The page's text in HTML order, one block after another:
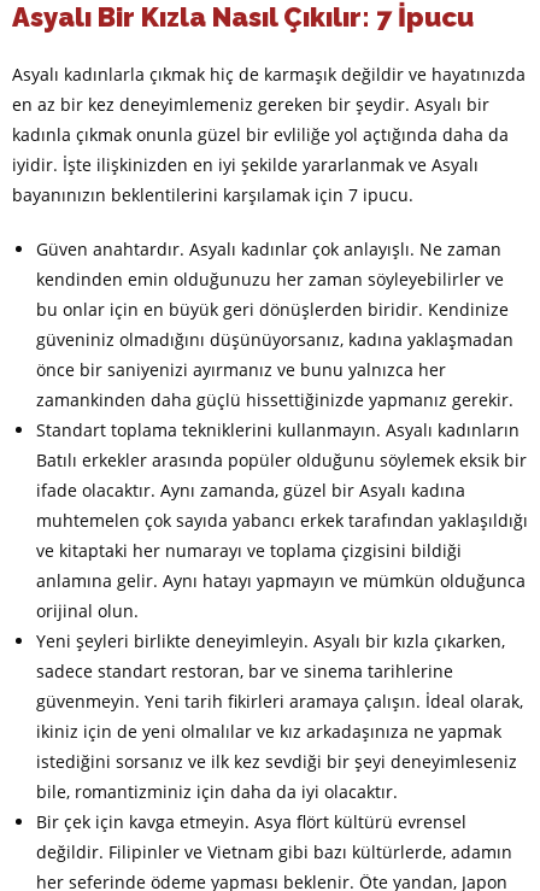
Asyalı Bir Kızla Nasıl Çıkılır: 7 İpucu
Asyalı kadınlarla çıkmak hiç de karmaşık değildir ve hayatınızda
en az bir kez deneyimlemeniz gereken bir şeydir. Asyalı bir
kadınla çıkmak onunla güzel bir evliliğe yol açtığında daha da
iyidir. İşte ilişkinizden en iyi şekilde yararlanmak ve Asyalı
bayanınızın beklentilerini karşılamak için 7 ipucu.
Güven anahtardır. Asyalı kadınlar çok anlayışlı. Ne zaman
kendinden emin olduğunuzu her zaman söyleyebilirler ve
bu onlar için en büyük geri dönüşlerden biridir. Kendinize
güveniniz olmadığını düşünüyorsanız, kadına yaklaşmadan
önce bir saniyenizi ayırmanız ve bunu yalnızca her
zamankinden daha güçlü hissettiğinizde yapmanız gerekir.
Standart toplama tekniklerini kullanmayın. Asyalı kadınların
Batılı erkekler arasında popüler olduğunu söylemek eksik bir
ifade olacaktır. Aynı zamanda, güzel bir Asyalı kadına
muhtemelen çok sayıda yabancı erkek tarafından yaklaşıldığı
ve kitaptaki her numarayı ve toplama çizgisini bildiği
anlamına gelir. Aynı hatayı yapmayın ve mümkün olduğunca
orijinal olun.
Yeni şeyleri birlikte deneyimleyin. Asyalı bir kızla çıkarken,
sadece standart restoran, bar ve sinema tarihlerine
güvenmeyin. Yeni tarih fikirleri aramaya çalışın. İdeal olarak,
ikiniz için de yeni olmalılar ve kız arkadaşınıza ne yapmak
istediğini sorsanız ve ilk kez sevdiği bir şeyi deneyimleseniz
bile, romantizminiz için daha da iyi olacaktır.
Bir çek için kavga etmeyin. Asya flört kültürü evrensel
değildir. Filipinler ve Vietnam gibi bazı kültürlerde, adamın
her seferinde ödeme yapması beklenir. Öte yandan, Japon